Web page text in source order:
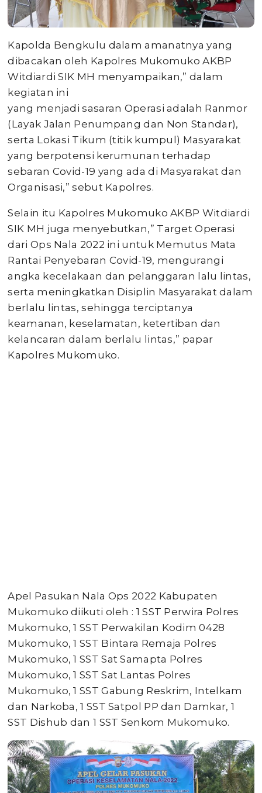
Kapolda Bengkulu dalam amanatnya yang
dibacakan oleh Kapolres Mukomuko AKBP
Witdiardi SIK MH menyampaikan,” dalam
kegiatan ini
yang menjadi sasaran Operasi adalah Ranmor
(Layak Jalan Penumpang dan Non Standar),
serta Lokasi Tikum (titik kumpul) Masyarakat
yang berpotensi kerumunan terhadap
sebaran Covid-19 yang ada di Masyarakat dan
Organisasi,” sebut Kapolres.
Selain itu Kapolres Mukomuko AKBP Witdiardi
SIK MH juga menyebutkan,” Target Operasi
dari Ops Nala 2022 ini untuk Memutus Mata
Rantai Penyebaran Covid-19, mengurangi
angka kecelakaan dan pelanggaran lalu lintas,
serta meningkatkan Disiplin Masyarakat dalam
berlalu lintas, sehingga terciptanya
keamanan, keselamatan, ketertiban dan
kelancaran dalam berlalu lintas,” papar
Kapolres Mukomuko.
Apel Pasukan Nala Ops 2022 Kabupaten
Mukomuko diikuti oleh : 1 SST Perwira Polres
Mukomuko, 1 SST Perwakilan Kodim 0428
Mukomuko, 1 SST Bintara Remaja Polres
Mukomuko, 1 SST Sat Samapta Polres
Mukomuko, 1 SST Sat Lantas Polres
Mukomuko, 1 SST Gabung Reskrim, Intelkam
dan Narkoba, 1 SST Satpol PP dan Damkar, 1
SST Dishub dan 1 SST Senkom Mukomuko.